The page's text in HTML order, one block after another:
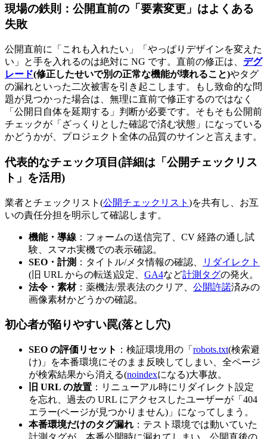
現場の鉄則：公開直前の「要素変更」はよくある
失敗
公開直前に「これも入れたい」「やっぱりデザインを変えた
い」と手を入れるのは絶対に NG です。直前の修正は、 デグ
レード(修正したせいで別の正常な機能が壊れること)やタグ
の漏れといった二次被害を引き起こします。もし致命的な問
題が見つかった場合は、無理に直前で修正するのではなく
「公開日自体を延期する」判断が必要です。そもそも公開前
チェックが「ざっくりとした確認で済む状態」になっている
かどうかが、プロジェクト全体の品質のサインと言えます。
代表的なチェック項目(詳細は「公開チェックリス
ト」を活用)
業者とチェックリスト(公開チェックリスト )を共有し、お互
いの責任分担を明示して確認します。
機能・導線 ：フォームの送信完了、CV 経路の通し試
験、スマホ実機での表示確認。
SEO・計測 ：タイトル/メタ情報の確認、
リダイレクト
(旧 URL からの転送)設定、 GA4など計測タグの発火。
法令・素材：薬機法/景表法のクリア、 公開許諾済みの
画像素材かどうかの確認。
初心者が陥りやすい罠(落とし穴)
SEO の評価リセット ：検証環境用の「 robots.txt(検索避
け)」を本番環境にそのまま反映してしまい、全ページ
が検索結果から消える(noindexになる)大事故。
旧 URL の放置 ：リニューアル時にリダイレクト設定
を忘れ、過去の URL にアクセスしたユーザーが「404
エラー(ページが見つかりません)」になってしまう。
本番環境だけのタグ漏れ ：テスト環境では動いていた
計測タグが、本番公開時に漏れてしまい、公開直後の